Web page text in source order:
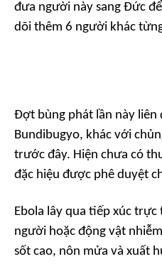
đưa người này sang Đức
dõi thêm 6 người khác
Đợt bùng phát lần này liên
Bundibugyo, khác với
trước đây. Hiện chưa có
đặc hiệu được phê duyệt
Ebola lây qua tiếp xúc
người hoặc động vật
sốt cao, nôn mửa và xuất